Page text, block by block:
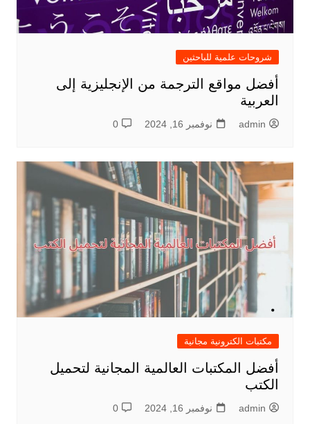
شروحات علمية للباحثين
أفضل مواقع الترجمة من الإنجليزية إلى
العربية
admin نوفمبر 16, 2024 0
مكتبات الكترونية مجانية
أفضل المكتبات العالمية المجانية لتحميل
الكتب
admin نوفمبر 16, 2024 0